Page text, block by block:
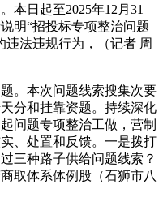
本日起至2025年12月31
明“招投标专项整治问题
违法违规行为，（记者 周
本次问题线索搜集次要
分和挂靠资题。持续深化
问题专项整治工做，营制
、处置和反馈。一是拨打
三种路子供给问题线索？
取体系体例股（石狮市八